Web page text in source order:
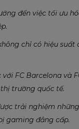
đến việc tối ưu
chỉ có hiệu
FC Barcelona và
trường quốc tế.
trải nghiệm
gaming đẳng cấp.